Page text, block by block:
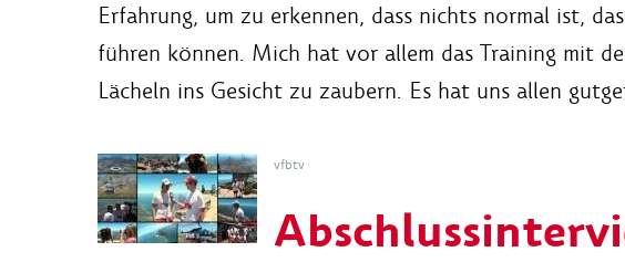
Erfahrung, um zu erkennen, dass nichts normal ist,
führen können. Mich hat vor allem das Training mit
Lächeln ins Gesicht zu zaubern. Es hat uns allen
vfbtv